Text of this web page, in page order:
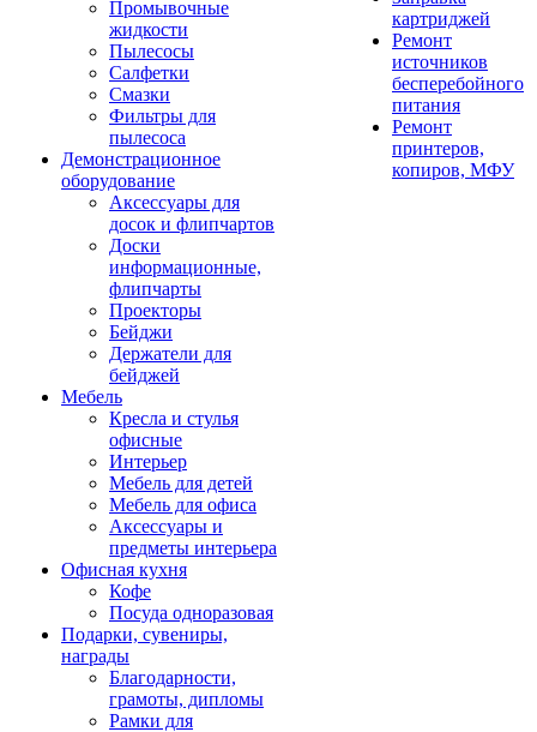
Промывочные
жидкости
Пылесосы
Салфетки
Смазки
Фильтры для
пылесоса
Демонстрационное
оборудование
Аксессуары для
досок и флипчартов
Доски
информационные,
флипчарты
Проекторы
Бейджи
Держатели для
бейджей
Мебель
Кресла и стулья
офисные
Интерьер
Мебель для детей
Мебель для офиса
Аксессуары и
предметы интерьера
Офисная кухня
Кофе
Посуда одноразовая
Подарки, сувениры,
награды
Благодарности,
грамоты, дипломы
Рамки для
картриджей
Ремонт
источников
бесперебойного
питания
Ремонт
принтеров,
копиров, МФУ